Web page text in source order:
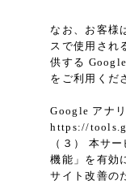
なお、お客様
スで使用され
供する
をご利用くだ
Google アナ
https://
（３） 本サ
機能」を有効
サイト改善の